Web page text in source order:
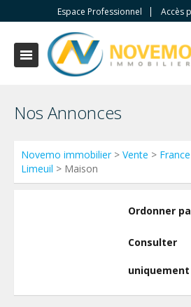
Espace Professionnel Accès
Nos Annonces
Novemo immobilier> Vente > France
Limeuil > Maison
Ordonner
Consulter
uniquement